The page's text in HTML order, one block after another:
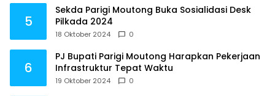
5
Sekda Parigi Moutong Buka Sosialidasi Desk
Pilkada 2024
18 Oktober 2024 0
6
PJ Bupati Parigi Moutong Harapkan Pekerjaan
Infrastruktur Tepat Waktu
19 Oktober 2024 0